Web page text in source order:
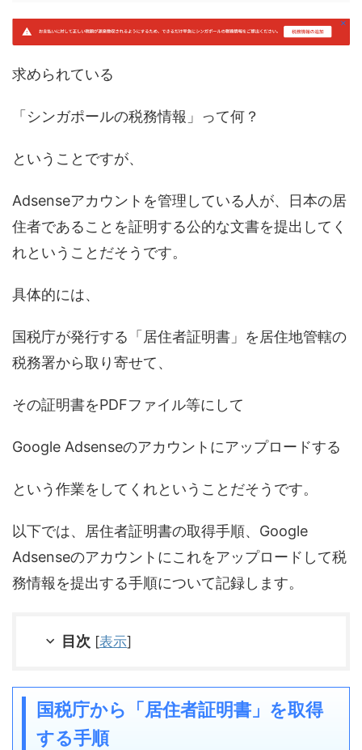
求められている
「シンガポールの税務情報」って何？
ということですが、
Adsenseアカウントを管理している人が、日本の居
住者であることを証明する公的な文書を提出してく
れということだそうです。
具体的には、
国税庁が発行する「居住者証明書」を居住地管轄の
税務署から取り寄せて、
その証明書をPDFファイル等にして
Google Adsenseのアカウントにアップロードする
という作業をしてくれということだそうです。
以下では、居住者証明書の取得手順、Google
Adsenseのアカウントにこれをアップロードして税
務情報を提出する手順について記録します。
目次 [表示]
国税庁から「居住者証明書」を取得
する手順